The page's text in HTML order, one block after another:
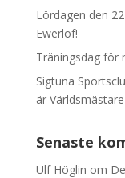
Lördagen den
Ewerlöf!
Träningsdag för
Sigtuna
är
Senaste
Ulf Höglin om